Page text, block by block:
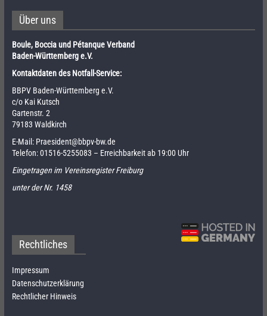
Über uns
Boule, Boccia und Pétanque Verband
Baden-Württemberg e.V.
Kontaktdaten des Notfall-Service:
BBPV Baden-Württemberg e.V.
c/o Kai Kutsch
Gartenstr. 2
79183 Waldkirch
E-Mail: Praesident@bbpv-bw.de
Telefon:01516-5255083 – Erreichbarkeit ab 19:00 Uhr
Eingetragen im Vereinsregister Freiburg
unter der Nr. 1458
Rechtliches
Impressum
Datenschutzerklärung
Rechtlicher Hinweis